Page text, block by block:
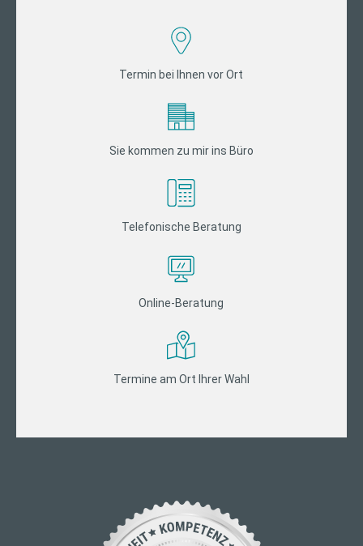
Termin bei Ihnen vor Ort
Sie kommen zu mir ins Büro
Telefonische Beratung
Online-Beratung
Termine am Ort Ihrer Wahl